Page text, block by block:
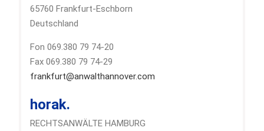
65760 Frankfurt-Eschborn
Deutschland
Fon 069.380 79 74-20
Fax 069.380 79 74-29
frankfurt@anwalthannover.com
horak.
RECHTSANWÄLTE HAMBURG